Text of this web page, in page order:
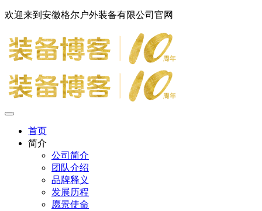
欢迎来到安徽格尔户外装备有限公司官网
首页
简介
公司简介
团队介绍
品牌释义
发展历程
愿景使命